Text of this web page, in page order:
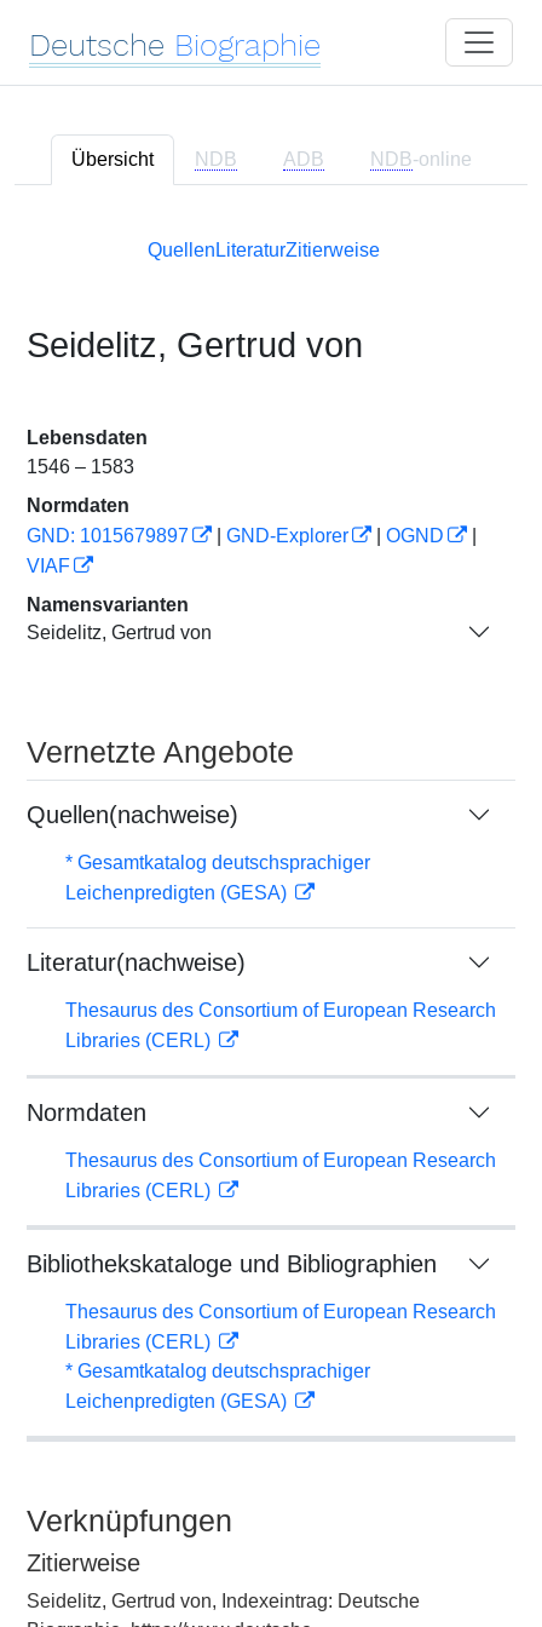
Deutsche Biographie
Übersicht NDB ADB NDB-online
Quellen LiteraturZitierweise
Seidelitz, Gertrud von
Lebensdaten
1546 – 1583
Normdaten
GND: 1015679897
GND-Explorer OGND
VIAF
Namensvarianten
Seidelitz, Gertrud von
Vernetzte Angebote
Quellen(nachweise)
* Gesamtkatalog deutschsprachiger
Leichenpredigten (GESA)
Literatur(nachweise)
Thesaurus des Consortium of European Research
Libraries (CERL)
Normdaten
Thesaurus des Consortium of European Research
Libraries (CERL)
Bibliothekskataloge und Bibliographien
Thesaurus des Consortium of European Research
Libraries (CERL)
* Gesamtkatalog deutschsprachiger
Leichenpredigten (GESA)
Verknüpfungen
Zitierweise
Seidelitz, Gertrud von, Indexeintrag: Deutsche